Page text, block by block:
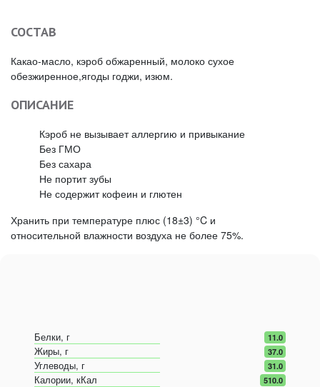
СОСТАВ
Какао-масло, кэроб обжаренный, молоко сухое
обезжиренное,ягоды годжи, изюм.
ОПИСАНИЕ
Кэроб не вызывает аллергию и привыкание
Без ГМО
Без сахара
Не портит зубы
Не содержит кофеин и глютен
Хранить при температуре плюс (18±3) °C и
относительной влажности воздуха не более 75%.
Белки, г 11.0
Жиры, г 37.0
Углеводы, г 31.0
Калории, кКал 510.0